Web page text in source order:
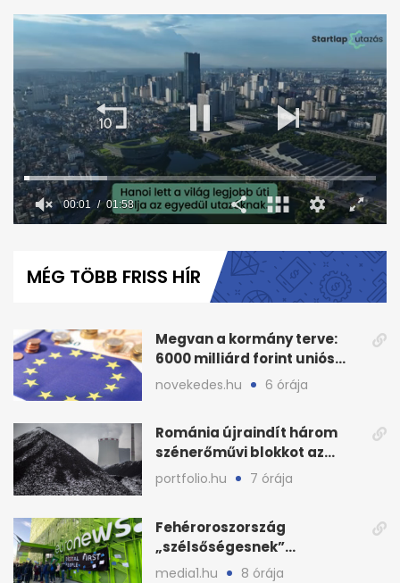
minute,
00:02 01:58
MÉG TÖBB FRISS HÍR
Megvan a kormány terve:
6000 milliárd forint uniós
pénz sorsa
novekedes.hu 6 órája
Románia újraindít három
szénerőművi blokkot az
áramellátás stabilizálására
portfolio.hu 7 órája
Fehéroroszország
„szélsőségesnek”
minősítette az Euronews
media1.hu 8 órája